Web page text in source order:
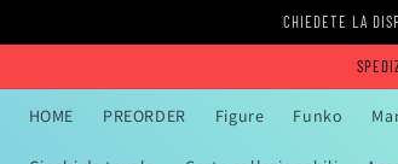
CHIEDETE LA
HOME PREORDER Figure Funko